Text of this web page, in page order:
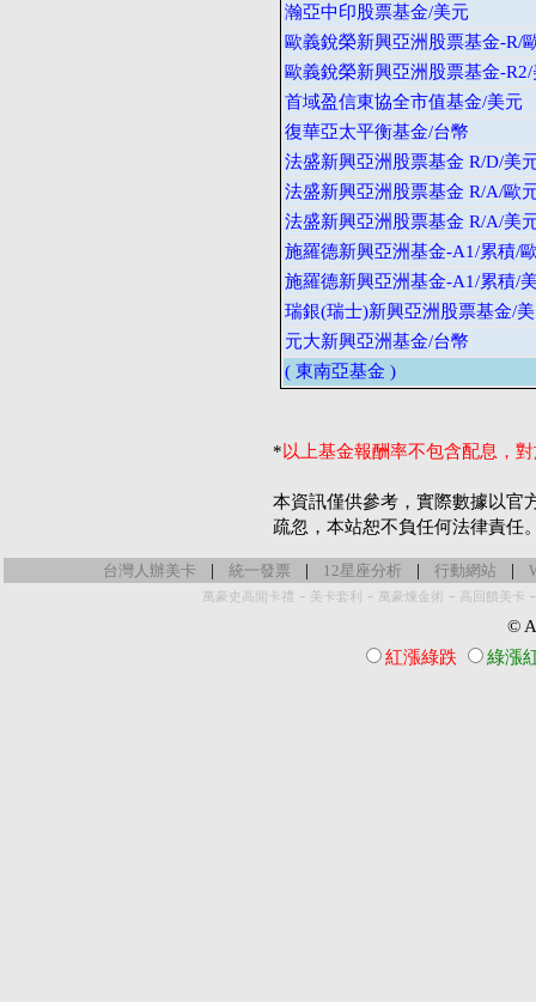
瀚亞中印股票基金/美元
歐義銳榮新興亞洲股票基金-R/
歐義銳榮新興亞洲股票基金-
首域盈信東協全市值基金/美元
復華亞太平衡基金/台幣
法盛新興亞洲股票基金 R/D/美
法盛新興亞洲股票基金 R/A/歐
法盛新興亞洲股票基金 R/A/美
施羅德新興亞洲基金-A1/累積/
施羅德新興亞洲基金-A1/累積/
瑞銀(瑞士)新興亞洲股票基金/
元大新興亞洲基金/台幣
( 東南亞基金 )
*以上基金報酬率不包含配息，
本資訊僅供參考，實際數據以官
疏忽，本站恕不負任何法律責任
台灣人辦美卡 | 統一發票 | 12星座分析 | 行動網站 |
萬豪史高開卡禮 - 美卡套利 - 萬豪煉金術 - 高回饋美卡
©
紅漲綠跌
綠漲